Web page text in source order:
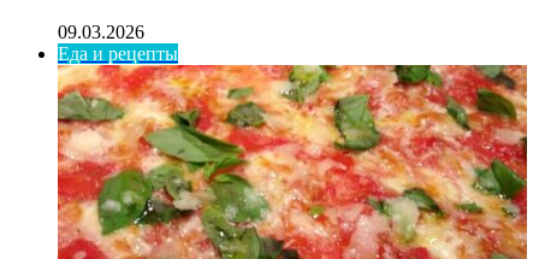
09.03.2026
Еда и рецепты